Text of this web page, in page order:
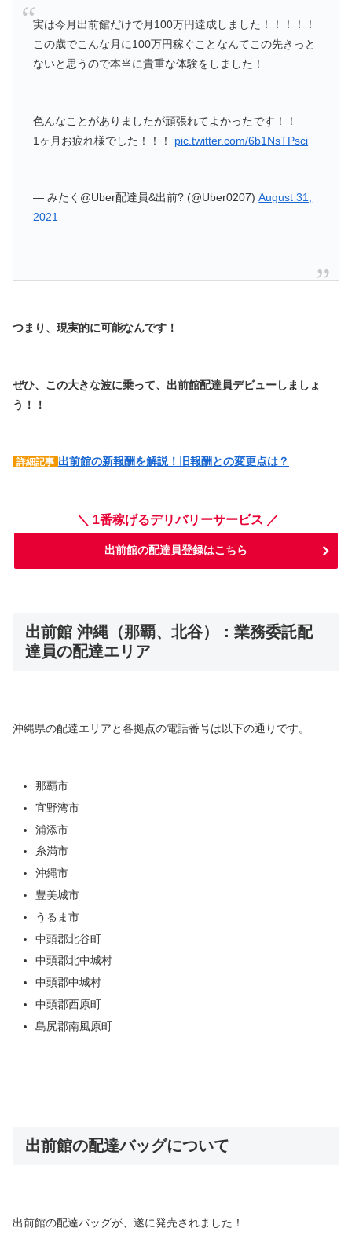
実は今月出前館だけで月100万円達成しました！！！！！
この歳でこんな月に100万円稼ぐことなんてこの先きっと
ないと思うので本当に貴重な体験をしました！
色んなことがありましたが頑張れてよかったです！！
1ヶ月お疲れ様でした！！！ pic.twitter.com/6b1NsTPsci
— みたく@Uber配達員&出前? (@Uber0207)August 31,
2021
つまり、現実的に可能なんです！
ぜひ、この大きな波に乗って、出前館配達員デビューしましょ
う！！
詳細記事 出前館の新報酬を解説！旧報酬との変更点は？
＼ 1番稼げるデリバリーサービス ／
出前館の配達員登録はこちら
出前館 沖縄（那覇、北谷）：業務委託配
達員の配達エリア
沖縄県の配達エリアと各拠点の電話番号は以下の通りです。
那覇市
宜野湾市
浦添市
糸満市
沖縄市
豊美城市
うるま市
中頭郡北谷町
中頭郡北中城村
中頭郡中城村
中頭郡西原町
島尻郡南風原町
出前館の配達バッグについて
出前館の配達バッグが、遂に発売されました！